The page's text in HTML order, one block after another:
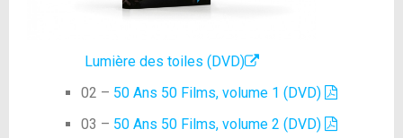
Lumière des toiles (DVD)
02 – 50 Ans 50 Films, volume 1 (DVD)
03 – 50 Ans 50 Films, volume 2 (DVD)